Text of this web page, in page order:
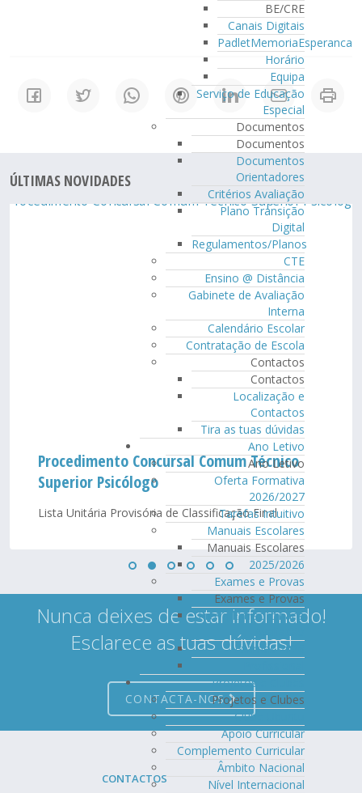
BE/CRE
Canais Digitais
PadletMemoriaEsperanca
Horário
Equipa
Serviço de Educação
Especial
Documentos
Documentos
Documentos
Orientadores
Critérios Avaliação
Plano Transição
Digital
Regulamentos/Planos
CTE
Ensino @ Distância
Gabinete de Avaliação
Interna
Calendário Escolar
Contratação de Escola
Contactos
Contactos
Localização e
Contactos
Tira as tuas dúvidas
Ano Letivo
Ano Letivo
Oferta Formativa
2026/2027
Tarefas Intuitivo
Manuais Escolares
Manuais Escolares
2025/2026
Exames e Provas
Exames e Provas
Prova Extraordinária
Avaliação
Exames 2026
Projetos e Clubes
Projetos e Clubes
Clube Ubuntu
Apoio Curricular
Complemento Curricular
Âmbito Nacional
Nível Internacional
ÚLTIMAS NOVIDADES
Procedimento Concursal Comum Técnico
Superior Psicólogo
Lista Unitária Provisória de Classificação Final
Nunca deixes de estar informado!
Esclarece as tuas dúvidas!
CONTACTA-NOS
CONTACTOS